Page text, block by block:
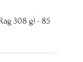
308 g) - 85